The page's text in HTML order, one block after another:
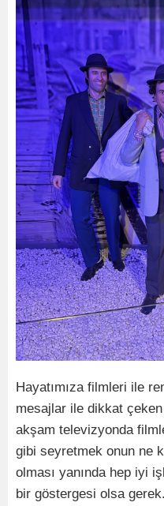
Hayatımıza filmleri ile
mesajlar ile dikkat çeken
akşam televizyonda
gibi seyretmek onun ne
olması yanında hep iyi
bir göstergesi olsa gerek.